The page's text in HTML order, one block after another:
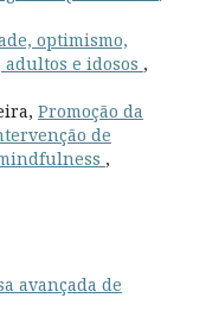
optimismo,
e idosos ,
Promoção da
de
,
avançada de